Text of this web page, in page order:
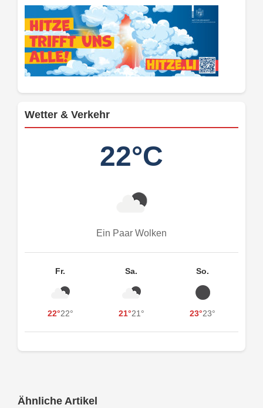
Wetter & Verkehr
22°C
Ein Paar Wolken
Fr.
22°22°
Sa.
21°21°
So.
23°23°
Ähnliche Artikel